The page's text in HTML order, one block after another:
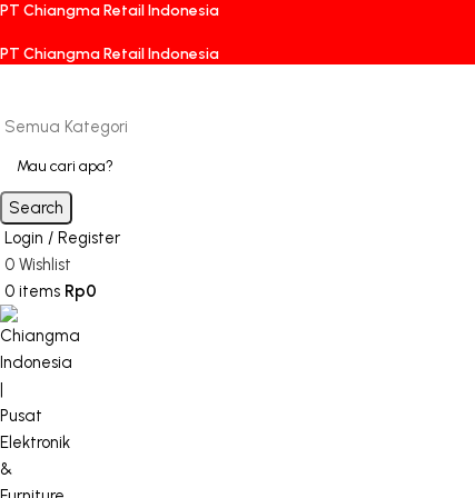
PT Chiangma Retail Indonesia
PT Chiangma Retail Indonesia
Semua Kategori
Search
Login / Register
0 Wishlist
0 items Rp0